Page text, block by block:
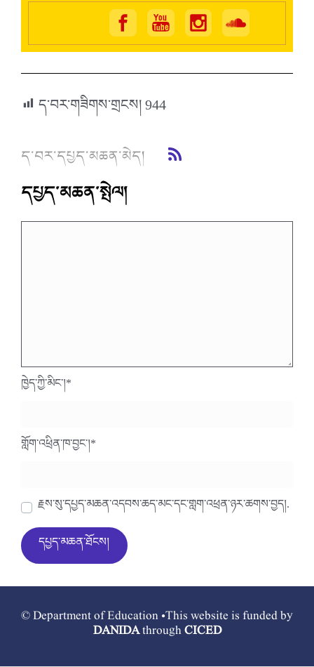
ད་བར་གཟིགས་གྲངས།944
ད་བར་དཔྱད་མཆན་མེད།
དཔྱད་མཆན་སྤེལ།
ཁྱེད་ཀྱི་མིང་།*
གློག་འཕྲིན་ཁ་བྱང་།*
རྗེས་སུ་དཔྱད་མཆན་འདེབས་ཆེད་མིང་དང་གློག་འཕྲིན་ཉར་ཚགས་བྱེད།.
© Department of Education •This website is funded by
DANIDAthroughCICED